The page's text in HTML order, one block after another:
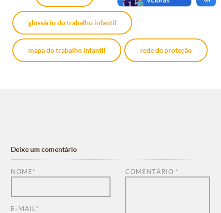
glossário do trabalho infantil
mapa do trabalho infantil rede de proteção
Deixe um comentário
COMENTÁRIO *
NOME *
E-MAIL *